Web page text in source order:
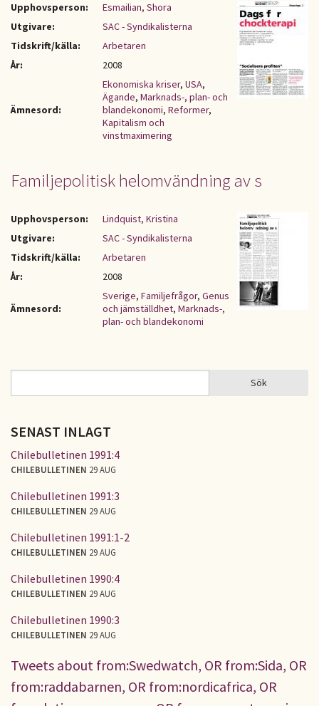
Upphovsperson:
Esmailian, Shora
Utgivare:
SAC - Syndikalisterna
Tidskrift/källa:
Arbetaren
År:
2008
Ämnesord:
Ekonomiska kriser, USA,
Ägande, Marknads-, plan- och
blandekonomi, Reformer,
Kapitalism och
vinstmaximering
Familjepolitisk helomvändning av s
Upphovsperson:
Lindquist, Kristina
Utgivare:
SAC - Syndikalisterna
Tidskrift/källa:
Arbetaren
År:
2008
Ämnesord:
Sverige, Familjefrågor, Genus
och jämställdhet, Marknads-,
plan- och blandekonomi
SÖKFORMULÄR Sök
SENAST INLAGT
Chilebulletinen 1991:4
CHILEBULLETINEN 29 AUG
Chilebulletinen 1991:3
CHILEBULLETINEN 29 AUG
Chilebulletinen 1991:1-2
CHILEBULLETINEN 29 AUG
Chilebulletinen 1990:4
CHILEBULLETINEN 29 AUG
Chilebulletinen 1990:3
CHILEBULLETINEN 29 AUG
Tweets about from:Swedwatch, OR from:Sida, OR
from:raddabarnen, OR from:nordicafrica, OR